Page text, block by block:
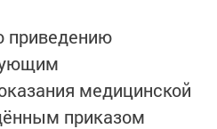
приведению
медицинской
приказом